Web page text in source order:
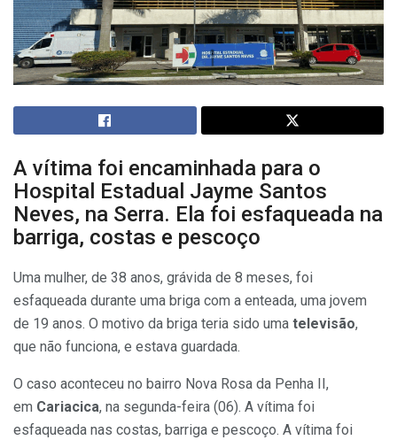
A vítima foi encaminhada para o
Hospital Estadual Jayme Santos
Neves, na Serra. Ela foi esfaqueada na
barriga, costas e pescoço
Uma mulher, de 38 anos, grávida de 8 meses, foi
esfaqueada durante uma briga com a enteada, uma jovem
de 19 anos. O motivo da briga teria sido uma televisão,
que não funciona, e estava guardada.
O caso aconteceu no bairro Nova Rosa da Penha II,
em Cariacica, na segunda-feira (06). A vítima foi
esfaqueada nas costas, barriga e pescoço. A vítima foi